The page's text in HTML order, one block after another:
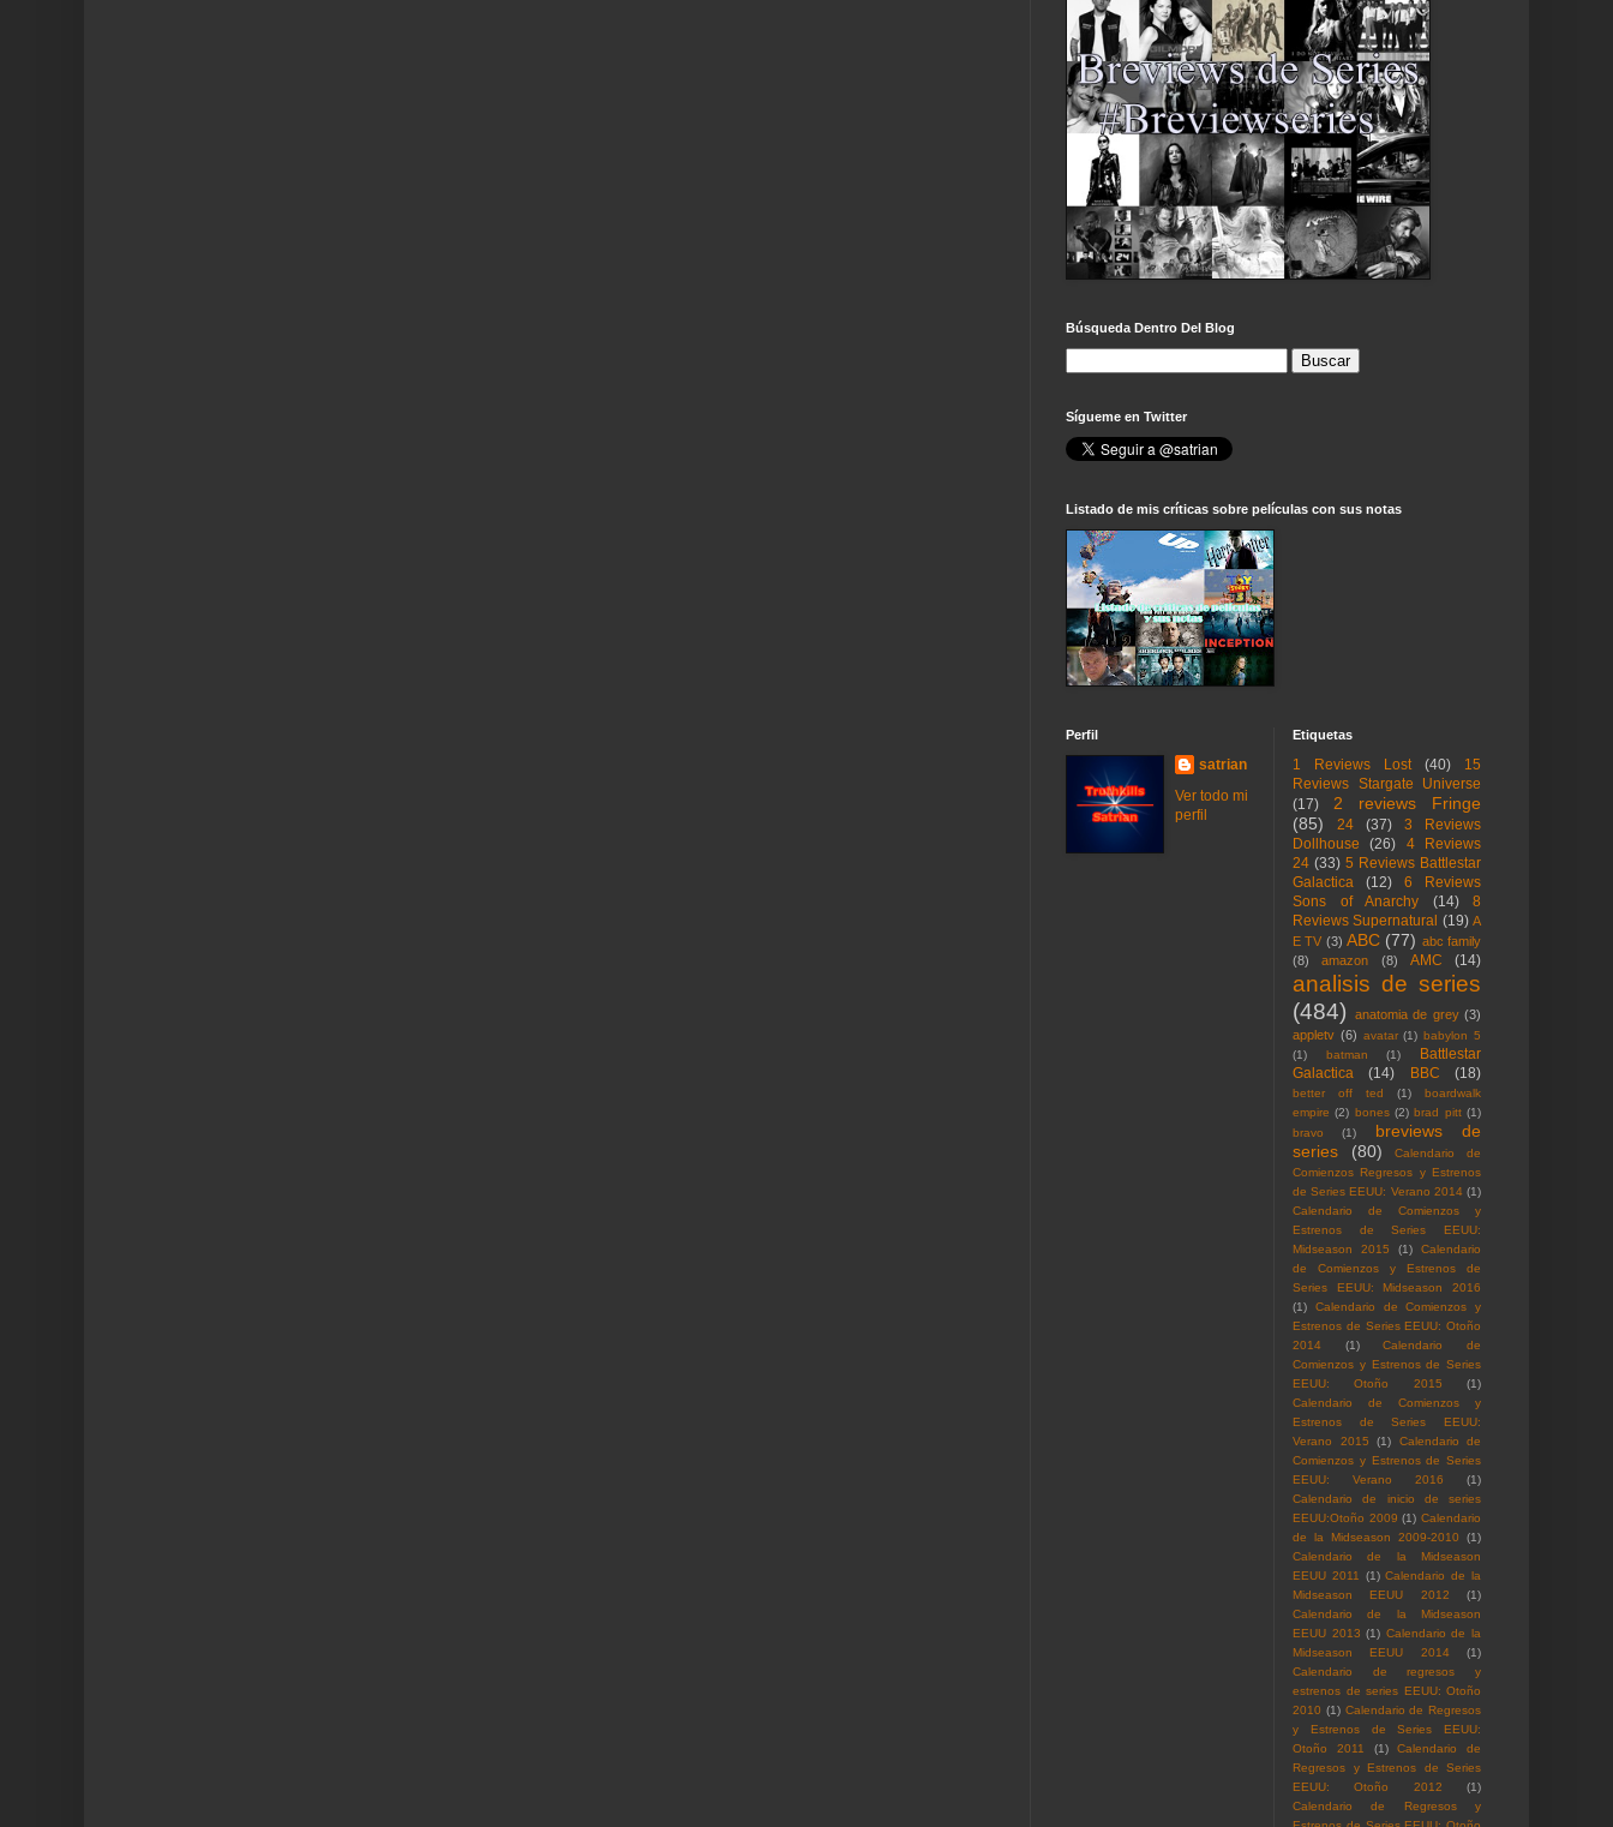
Búsqueda Dentro Del Blog
Sígueme en Twitter
Listado de mis críticas sobre películas con sus notas
Perfil
satrian
Ver todo mi
perfil
Etiquetas
1 Reviews Lost (40)
15
Reviews Stargate Universe
(17)
2 reviews Fringe
(85)
24 (37)
3 Reviews
Dollhouse
(26)
4 Reviews
24 (33) 5 Reviews Battlestar
Galactica
(12)
6 Reviews
Sons of Anarchy
(14)
8
Reviews Supernatural (19) A
E TV (3) ABC (77) abc family
(8)
amazon (8) AMC (14)
analisis de series
(484)
anatomia de grey (3)
appletv (6) avatar (1) babylon 5
(1)
batman (1)
Battlestar
Galactica
(14) BBC (18)
better off ted (1)
boardwalk
empire (2) bones (2) brad pitt (1)
bravo
(1)
breviews de
series
(80)
Calendario de
Comienzos Regresos y Estrenos
de Series EEUU: Verano 2014 (1)
Calendario de Comienzos y
Estrenos de Series EEUU:
Midseason 2015
(1)
Calendario
de Comienzos y Estrenos de
Series EEUU: Midseason 2016
(1)
Calendario de Comienzos y
Estrenos de Series EEUU: Otoño
2014
(1)
Calendario de
Comienzos y Estrenos de Series
EEUU: Otoño 2015
(1)
Calendario de Comienzos y
Estrenos de Series EEUU:
Verano 2015
(1)
Calendario de
Comienzos y Estrenos de Series
EEUU: Verano 2016
(1)
Calendario de inicio de series
EEUU:Otoño 2009 (1) Calendario
de la Midseason 2009-2010
(1)
Calendario de la Midseason
EEUU 2011 (1) Calendario de la
Midseason EEUU 2012
(1)
Calendario de la Midseason
EEUU 2013 (1) Calendario de la
Midseason EEUU 2014
(1)
Calendario de regresos y
estrenos de series EEUU: Otoño
2010 (1) Calendario de Regresos
y Estrenos de Series EEUU:
Otoño 2011
(1)
Calendario de
Regresos y Estrenos de Series
EEUU: Otoño 2012
(1)
Calendario de Regresos y